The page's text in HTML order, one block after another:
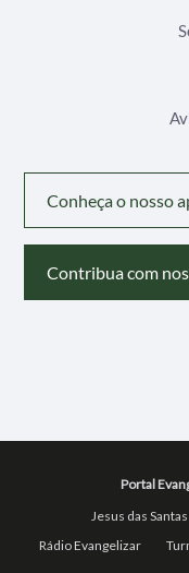
Conheça o nosso
Contribua com